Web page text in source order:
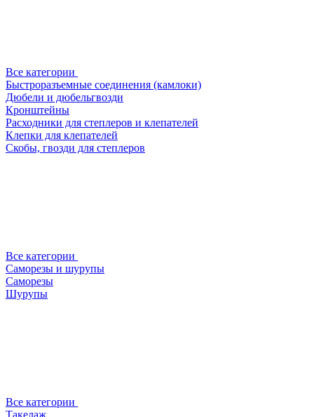
Все категории
Быстроразъемные соединения (камлоки)
Дюбели и дюбельгвозди
Кронштейны
Расходники для степлеров и клепателей
Клепки для клепателей
Скобы, гвозди для степлеров
Все категории
Саморезы и шурупы
Саморезы
Шурупы
Все категории
Такелаж